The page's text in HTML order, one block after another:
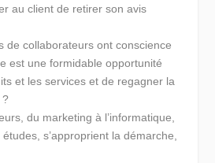
au client de retirer son avis
de collaborateurs ont conscience
est une formidable opportunité
et les services et de regagner la
?
du marketing à l’informatique,
s’approprient la démarche,